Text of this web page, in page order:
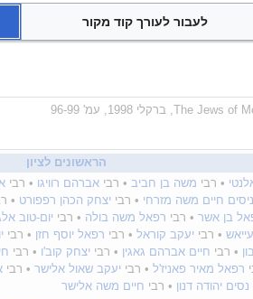
הראשונים לציון
• רבי משה בן חביב • רבי אברהם רוויגו • רבי
ניסים חיים משה מזרחי • רבי יצחק הכהן רפפורט
בן אשר • רבי רפאל משה בולה • רבי יום-טוב
• רבי יעקב קוראל • רבי רפאל יוסף חזן • רבי
• רבי חיים אברהם גאגין • רבי יצחק קוב'ו • רבי
רפאל מאיר פאניז'ל • רבי יעקב שאול אלישר • רבי
נסים יהודה דנון • רבי חיים משה אלישר
לעבור לעורך קוד מקור